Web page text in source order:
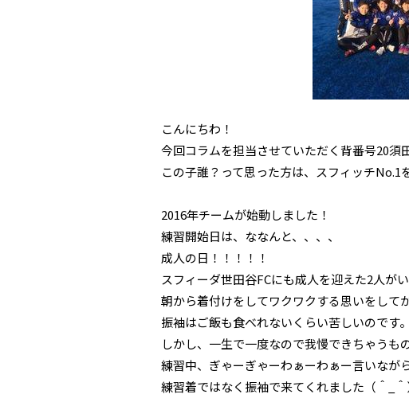
こんにちわ！
今回コラムを担当させていただく背番号20須
この子誰？って思った方は、スフィッチNo.1
2016年チームが始動しました！
練習開始日は、ななんと、、、、
成人の日！！！！！
スフィーダ世田谷FCにも成人を迎えた2人が
朝から着付けをしてワクワクする思いをして
振袖はご飯も食べれないくらい苦しいのです。
しかし、一生で一度なので我慢できちゃうも
練習中、ぎゃーぎゃーわぁーわぁー言いな
練習着ではなく振袖で来てくれました（＾_＾